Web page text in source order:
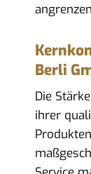
Berli
Die
ihrer